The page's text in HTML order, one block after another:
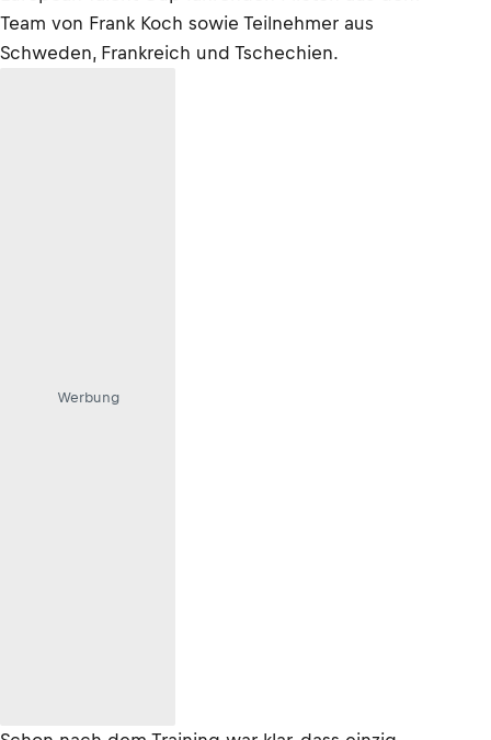
Team von Frank Koch sowie Teilnehmer aus
Schweden, Frankreich und Tschechien.
Werbung